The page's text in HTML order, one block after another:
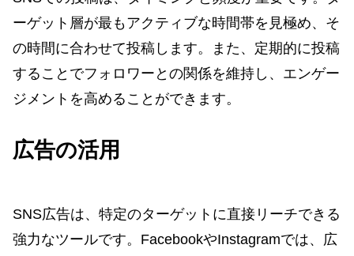
ーゲット層が最もアクティブな時間帯を見極め、そ
の時間に合わせて投稿します。また、定期的に投稿
することでフォロワーとの関係を維持し、エンゲー
ジメントを高めることができます。
広告の活用
SNS広告は、特定のターゲットに直接リーチできる
強力なツールです。FacebookやInstagramでは、広